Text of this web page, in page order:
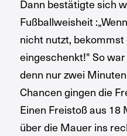
Dann bestätigte sich
Fußballweisheit
nicht nutzt, bekommst
eingeschenkt!" So
denn nur zwei
Chancen gingen die
Einen Freistoß aus
über die Mauer ins